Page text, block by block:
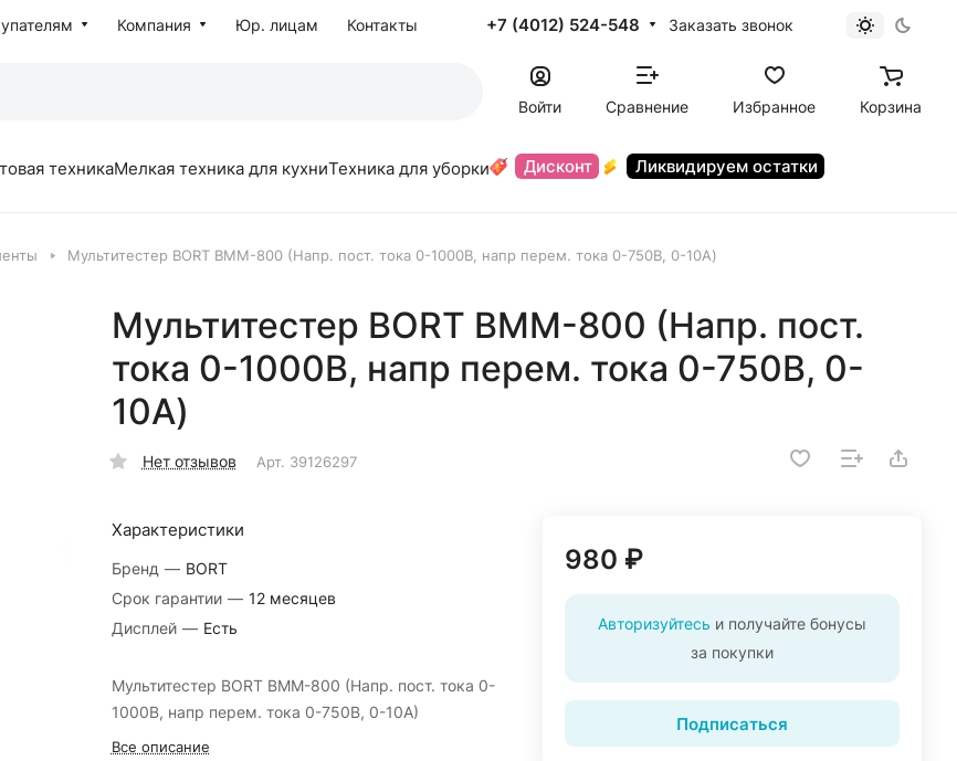
Компания Юр. лицам Контакты +7 (4012) 524-548 Заказать звонок
Войти Сравнение Избранное Корзина
техникаМелкая техника для кухниТехника для уборки Дисконт Ликвидируем остатки
Мультитестер BORT BMM-800 (Напр. пост. тока 0-1000В, напр перем. тока 0-750В, 0-10А)
Мультитестер BORT BMM-800 (Напр. пост.
тока 0-1000В, напр перем. тока 0-750В, 0-
10А)
Нет отзывов Арт. 39126297
Характеристики
Бренд — BORT
Срок гарантии — 12 месяцев
Дисплей — Есть
Мультитестер BORT BMM-800 (Напр. пост. тока 0-
1000В, напр перем. тока 0-750В, 0-10А)
Все описание
980 ₽
Авторизуйтесь и получайте бонусы
за покупки
Подписаться